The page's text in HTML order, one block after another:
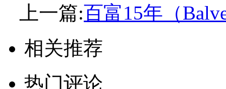
上一篇:百富15年（
相关推荐
热门评论